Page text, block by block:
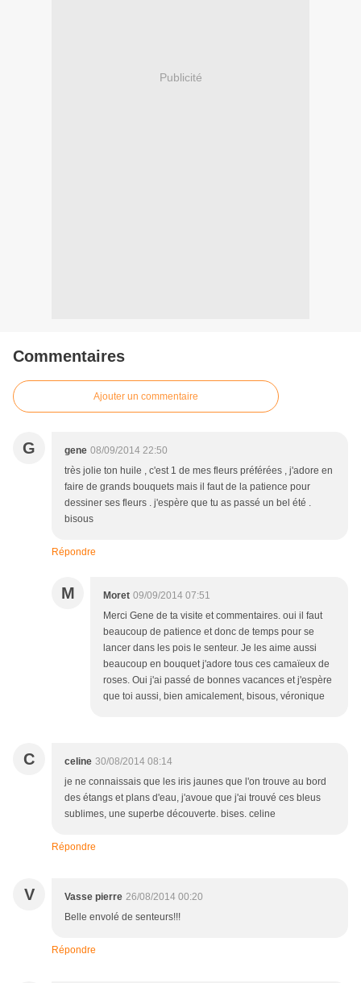
Publicité
Commentaires
Ajouter un commentaire
G gene 08/09/2014 22:50
très jolie ton huile , c'est 1 de mes fleurs préférées , j'adore en
faire de grands bouquets mais il faut de la patience pour
dessiner ses fleurs . j'espère que tu as passé un bel été .
bisous
Répondre
M Moret 09/09/2014 07:51
Merci Gene de ta visite et commentaires. oui il faut
beaucoup de patience et donc de temps pour se
lancer dans les pois le senteur. Je les aime aussi
beaucoup en bouquet j'adore tous ces camaïeux de
roses. Oui j'ai passé de bonnes vacances et j'espère
que toi aussi, bien amicalement, bisous, véronique
C celine 30/08/2014 08:14
je ne connaissais que les iris jaunes que l'on trouve au bord
des étangs et plans d'eau, j'avoue que j'ai trouvé ces bleus
sublimes, une superbe découverte. bises. celine
Répondre
V Vasse pierre 26/08/2014 00:20
Belle envolé de senteurs!!!
Répondre